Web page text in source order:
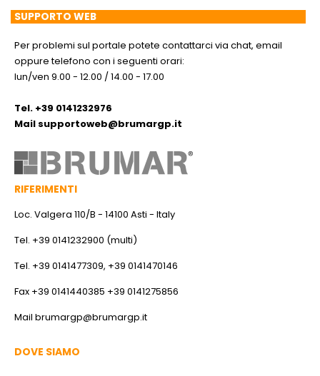
SUPPORTO WEB
Per problemi sul portale potete contattarci via chat, email
oppure telefono con i seguenti orari:
lun/ven 9.00 - 12.00 / 14.00 - 17.00
Tel. +39 0141232976
Mail supportoweb@brumargp.it
RIFERIMENTI
Loc. Valgera 110/B - 14100 Asti - Italy
Tel. +39 0141232900 (multi)
Tel. +39 0141477309, +39 0141470146
Fax +39 0141440385 +39 0141275856
Mail brumargp@brumargp.it
DOVE SIAMO